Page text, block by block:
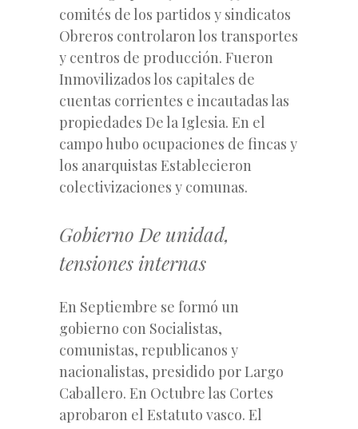
comités de los partidos y sindicatos
Obreros controlaron los transportes
y centros de producción. Fueron
Inmovilizados los capitales de
cuentas corrientes e incautadas las
propiedades De la Iglesia. En el
campo hubo ocupaciones de fincas y
los anarquistas Establecieron
colectivizaciones y comunas.
Gobierno De unidad,
tensiones internas
En Septiembre se formó un
gobierno con Socialistas,
comunistas, republicanos y
nacionalistas, presidido por Largo
Caballero. En Octubre las Cortes
aprobaron el Estatuto vasco. El